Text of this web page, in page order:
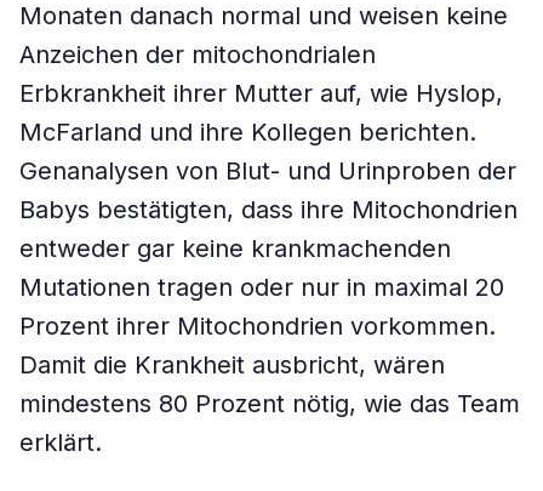
Monaten danach normal und weisen keine
Anzeichen der mitochondrialen
Erbkrankheit ihrer Mutter auf, wie Hyslop,
McFarland und ihre Kollegen berichten.
Genanalysen von Blut- und Urinproben der
Babys bestätigten, dass ihre Mitochondrien
entweder gar keine krankmachenden
Mutationen tragen oder nur in maximal 20
Prozent ihrer Mitochondrien vorkommen.
Damit die Krankheit ausbricht, wären
mindestens 80 Prozent nötig, wie das Team
erklärt.